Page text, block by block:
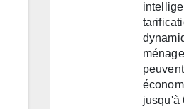
peuvent
jusqu'à